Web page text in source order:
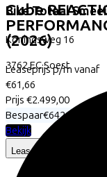
Bike Totaal
Koningsweg 16
3762 ECSoest
Cube
(2026)
Leaseprijs p/m vanaf
€61,66
Prijs €2.499,00
Bespaar€642,97
Bekijk
Lease a Bike